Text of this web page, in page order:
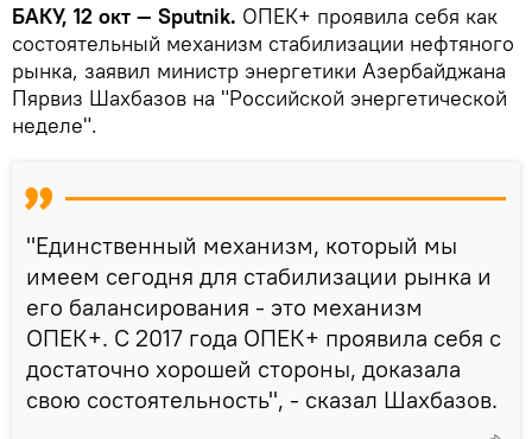
БАКУ, 12 окт — Sputnik. ОПЕК+ проявила себя как
состоятельный механизм стабилизации нефтяного
рынка, заявил министр энергетики Азербайджана
Пярвиз Шахбазов на "Российской энергетической
неделе".
"Единственный механизм, который мы
имеем сегодня для стабилизации рынка и
его балансирования - это механизм
ОПЕК+. С 2017 года ОПЕК+ проявила себя с
достаточно хорошей стороны, доказала
свою состоятельность", - сказал Шахбазов.